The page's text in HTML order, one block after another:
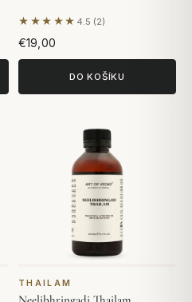
★★★★★ 4.5 (2)
Na základě 2 hodnocení
€19,00
DO KOŠÍKU
THAILAM